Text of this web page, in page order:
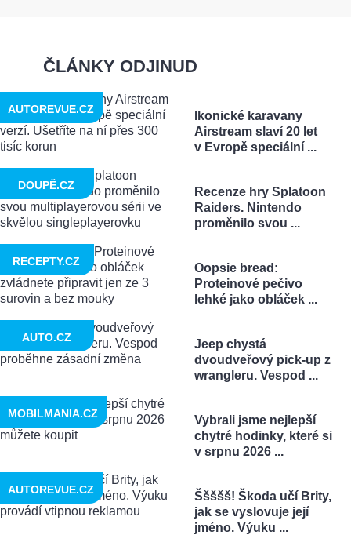
ČLÁNKY ODJINUD
Ikonické karavany
Airstream slaví 20 let
v Evropě speciální ...
AUTOREVUE.CZ
Recenze hry Splatoon
Raiders. Nintendo
proměnilo svou ...
DOUPĚ.CZ
Oopsie bread:
Proteinové pečivo
lehké jako obláček ...
RECEPTY.CZ
Jeep chystá
dvoudveřový pick-up z
wrangleru. Vespod ...
AUTO.CZ
Vybrali jsme nejlepší
chytré hodinky, které si
v srpnu 2026 ...
MOBILMANIA.CZ
Ššššš! Škoda učí Brity,
jak se vyslovuje její
jméno. Výuku ...
AUTOREVUE.CZ